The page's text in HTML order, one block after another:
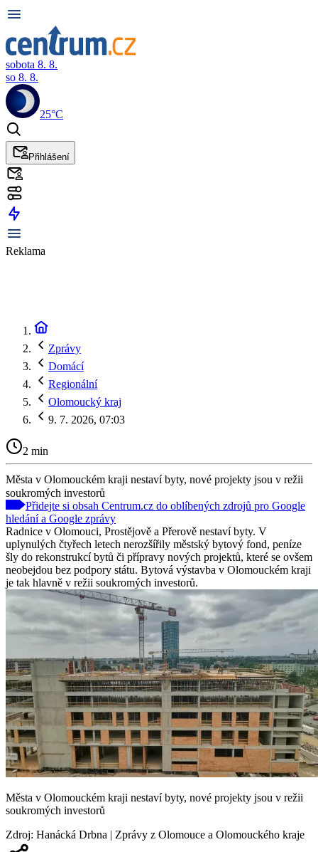
sobota 8. 8.
so 8. 8.
25°C
Přihlášení
Reklama
Zprávy
Domácí
Regionální
Olomoucký kraj
9. 7. 2026, 07:03
2 min
Města v Olomouckém kraji nestaví byty, nové projekty jsou v režii
soukromých investorů
Přidejte si obsah Centrum.cz do oblíbených zdrojů pro Google
hledání a Google zprávy
Radnice v Olomouci, Prostějově a Přerově nestaví byty. V
uplynulých čtyřech letech nerozšířily městský bytový fond, peníze
šly do rekonstrukcí bytů či přípravy nových projektů, které se ovšem
neobejdou bez podpory státu. Bytová výstavba v Olomouckém kraji
je tak hlavně v režii soukromých investorů.
Města v Olomouckém kraji nestaví byty, nové projekty jsou v režii
soukromých investorů
Zdroj: Hanácká Drbna | Zprávy z Olomouce a Olomouckého kraje